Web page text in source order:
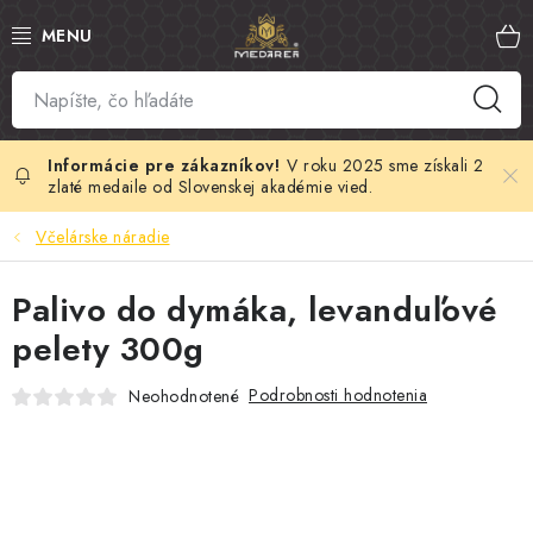
na
SLOVENSKÝ MED
MANUKA MED
VČELÍ PEĽ
MATERSKÁ KAŠIČKA
VČELÍ JED
V roku 2025 sme získali 2
zlaté medaile od Slovenskej akadémie vied.
Včelárske náradie
Palivo do dymáka, levanduľové
pelety 300g
Neohodnotené Podrobnosti hodnotenia